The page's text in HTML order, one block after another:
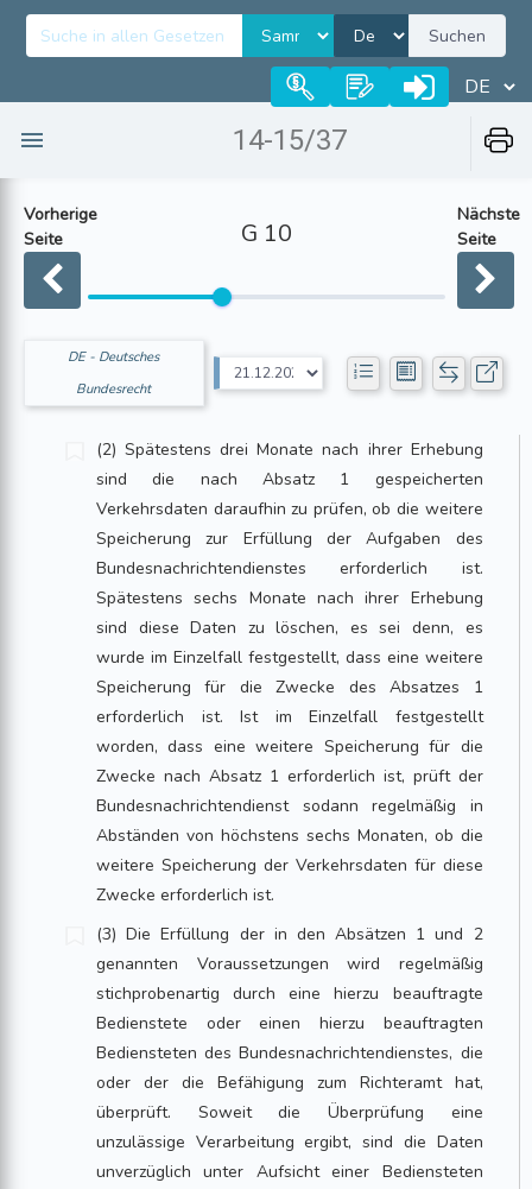
Suchen
14-15/37
Vorherige
Seite
G 10
Nächste
Seite
DE - Deutsches
Bundesrecht
(2) Spätestens drei Monate nach ihrer Erhebung
sind die nach Absatz 1 gespeicherten
Verkehrsdaten daraufhin zu prüfen, ob die weitere
Speicherung zur Erfüllung der Aufgaben des
Bundesnachrichtendienstes erforderlich ist.
Spätestens sechs Monate nach ihrer Erhebung
sind diese Daten zu löschen, es sei denn, es
wurde im Einzelfall festgestellt, dass eine weitere
Speicherung für die Zwecke des Absatzes 1
erforderlich ist. Ist im Einzelfall festgestellt
worden, dass eine weitere Speicherung für die
Zwecke nach Absatz 1 erforderlich ist, prüft der
Bundesnachrichtendienst sodann regelmäßig in
Abständen von höchstens sechs Monaten, ob die
weitere Speicherung der Verkehrsdaten für diese
Zwecke erforderlich ist.
(3) Die Erfüllung der in den Absätzen 1 und 2
genannten Voraussetzungen wird regelmäßig
stichprobenartig durch eine hierzu beauftragte
Bedienstete oder einen hierzu beauftragten
Bediensteten des Bundesnachrichtendienstes, die
oder der die Befähigung zum Richteramt hat,
überprüft. Soweit die Überprüfung eine
unzulässige Verarbeitung ergibt, sind die Daten
unverzüglich unter Aufsicht einer Bediensteten